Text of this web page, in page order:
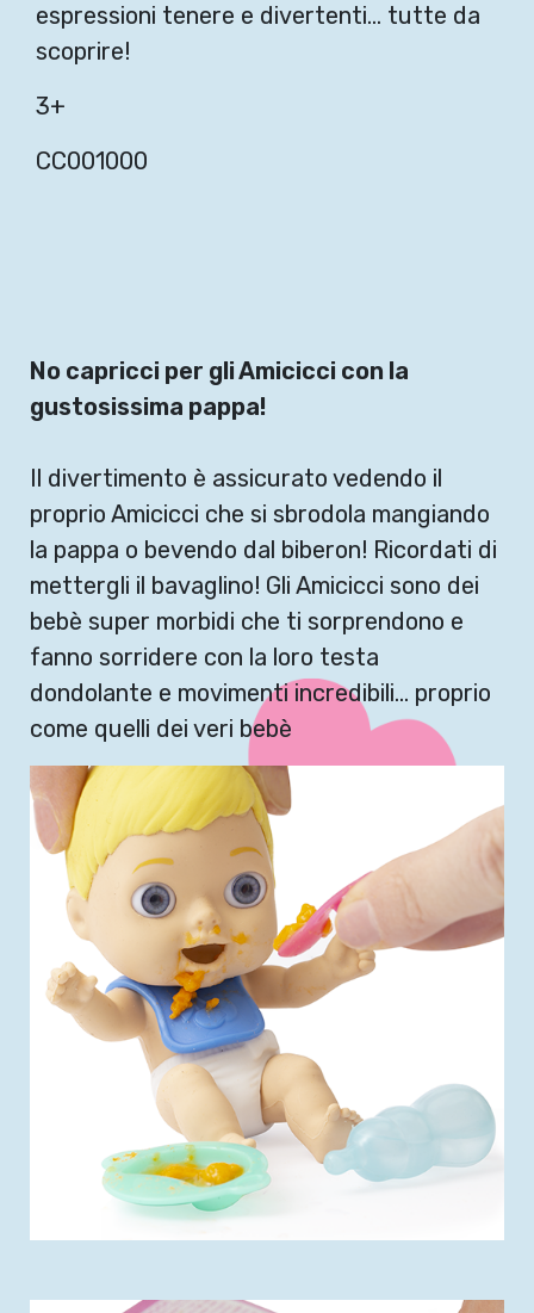
espressioni tenere e divertenti… tutte da
scoprire!
3+
CC001000
No capricci per gli Amicicci con la
gustosissima pappa!
Il divertimento è assicurato vedendo il
proprio Amicicci che si sbrodola mangiando
la pappa o bevendo dal biberon! Ricordati di
mettergli il bavaglino! Gli Amicicci sono dei
bebè super morbidi che ti sorprendono e
fanno sorridere con la loro testa
dondolante e movimenti incredibili… proprio
come quelli dei veri bebè